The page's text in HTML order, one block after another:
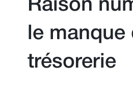
Raison
le manque
trésorerie